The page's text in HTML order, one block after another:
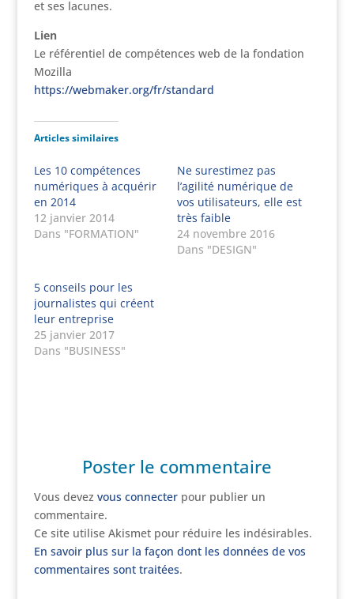
et ses lacunes.
Lien
Le référentiel de compétences web de la fondation
Mozilla
https://webmaker.org/fr/standard
Articles similaires
Les 10 compétences
numériques à acquérir
en 2014
12 janvier 2014
Dans "FORMATION"
Ne surestimez pas
l’agilité numérique de
vos utilisateurs, elle est
très faible
24 novembre 2016
Dans "DESIGN"
5 conseils pour les
journalistes qui créent
leur entreprise
25 janvier 2017
Dans "BUSINESS"
Poster le commentaire
Vous devez vous connecterpour publier un
commentaire.
Ce site utilise Akismet pour réduire les indésirables.
En savoir plus sur la façon dont les données de vos
commentaires sont traitées.